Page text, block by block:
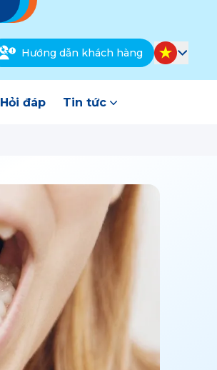
Hướng dẫn khách hàng
Hỏi đáp Tin tức